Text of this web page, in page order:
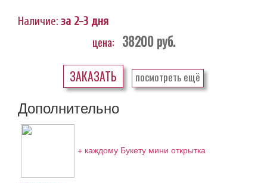
Наличие: за 2-3 дня
цена: 38200руб.
ЗАКАЗАТЬ посмотреть ещё
Дополнительно
+ каждому Букету мини открытка